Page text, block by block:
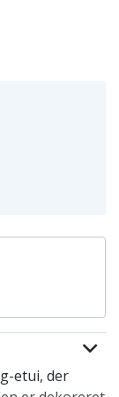
etui, der